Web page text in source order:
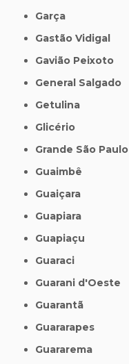
Garça
Gastão Vidigal
Gavião Peixoto
General Salgado
Getulina
Glicério
Grande São Paulo
Guaimbê
Guaiçara
Guapiara
Guapiaçu
Guaraci
Guarani d'Oeste
Guarantã
Guararapes
Guararema